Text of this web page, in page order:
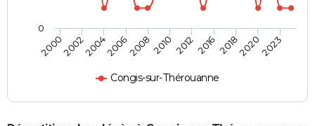
Congis-sur-Thérouanne
200020022004200620082010 20122016201820202023
0